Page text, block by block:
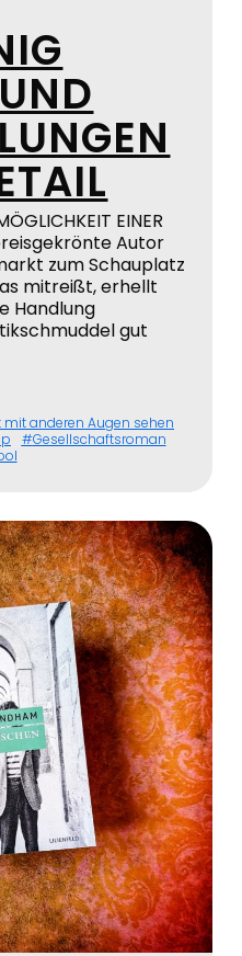
EINER
Autor
zum Schauplatz
mitreißt, erhellt
Handlung
gut
mit anderen Augen sehen
Gesellschaftsroman